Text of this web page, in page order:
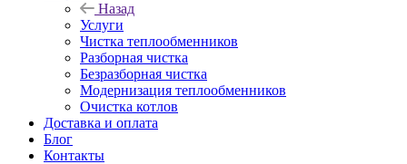
Назад
Услуги
Чистка теплообменников
Разборная чистка
Безразборная чистка
Модернизация теплообменников
Очистка котлов
Доставка и оплата
Блог
Контакты